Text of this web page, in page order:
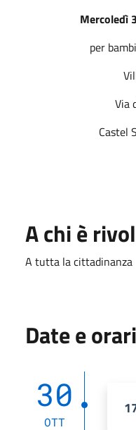
Mercoledì
per
Via
Castel
A chi è
A tutta la cittadinanza
Date e orari
30
OTT